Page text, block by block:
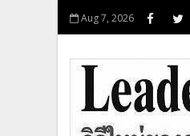
Aug 7, 2026